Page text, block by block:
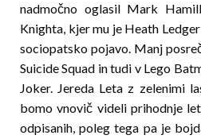
nadmočno oglasil Mark
Knighta, kjer mu je Heath
sociopatsko pojavo. Manj
Suicide Squad in tudi v Lego
Joker. Jereda Leta z zelenimi
bomo vnovič videli prihodnje
odpisanih, poleg tega pa je